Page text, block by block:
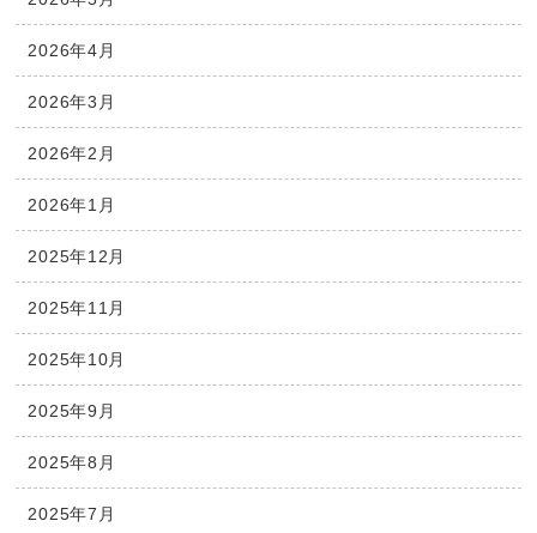
2026年4月
2026年3月
2026年2月
2026年1月
2025年12月
2025年11月
2025年10月
2025年9月
2025年8月
2025年7月